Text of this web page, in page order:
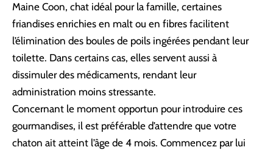
Maine Coon, chat idéal pour la famille, certaines
friandises enrichies en malt ou en fibres facilitent
l’élimination des boules de poils ingérées pendant leur
toilette. Dans certains cas, elles servent aussi à
dissimuler des médicaments, rendant leur
administration moins stressante.
Concernant le moment opportun pour introduire ces
gourmandises, il est préférable d’attendre que votre
chaton ait atteint l’âge de 4 mois. Commencez par lui